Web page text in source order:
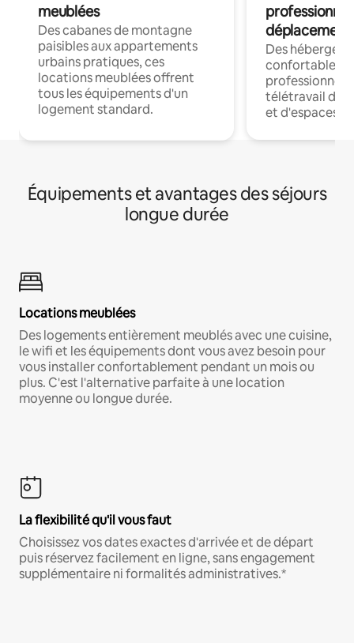
meublées
Des cabanes de montagne
paisibles aux appartements
urbains pratiques, ces
locations meublées offrent
tous les équipements d'un
logement standard.
déplacement
Des
confortables
professionnels
télétravail
et d'espaces
Équipements et avantages des séjours
longue durée
Locations meublées
Des logements entièrement meublés avec une cuisine,
le wifi et les équipements dont vous avez besoin pour
vous installer confortablement pendant un mois ou
plus. C'est l'alternative parfaite à une location
moyenne ou longue durée.
La flexibilité qu'il vous faut
Choisissez vos dates exactes d'arrivée et de départ
puis réservez facilement en ligne, sans engagement
supplémentaire ni formalités administratives.*